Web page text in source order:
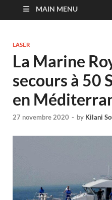
MAIN MENU
LASER
La Marine
secours à 50
en
27 novembre 2020 - by Kilani